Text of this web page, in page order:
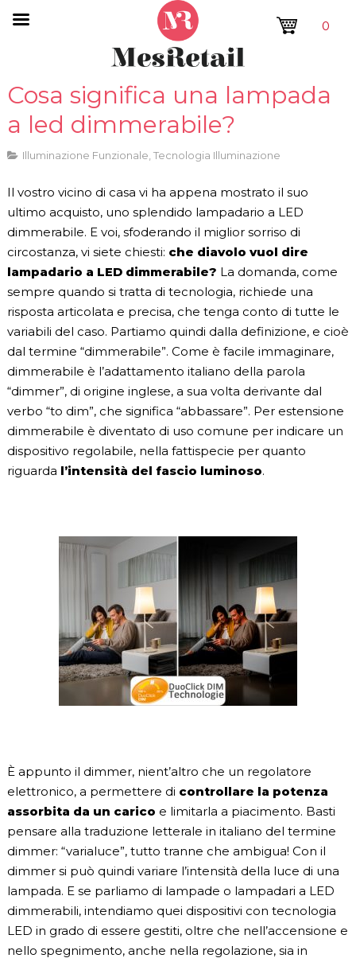
0
Cosa significa una lampada
a led dimmerabile?
Illuminazione Funzionale Tecnologia Illuminazione
Il vostro vicino di casa vi ha appena mostrato il suo
ultimo acquisto, uno splendido lampadario a LED
dimmerabile. E voi, sfoderando il miglior sorriso di
circostanza, vi siete chiesti: che diavolo vuol dire
lampadario a LED dimmerabile? La domanda, come
sempre quando si tratta di tecnologia, richiede una
risposta articolata e precisa, che tenga conto di tutte le
variabili del caso. Partiamo quindi dalla definizione, e cioè
dal termine “dimmerabile”. Come è facile immaginare,
dimmerabile è l’adattamento italiano della parola
“dimmer”, di origine inglese, a sua volta derivante dal
verbo “to dim”, che significa “abbassare”. Per estensione
dimmerabile è diventato di uso comune per indicare un
dispositivo regolabile, nella fattispecie per quanto
riguarda l’intensità del fascio luminoso.
È appunto il dimmer, nient’altro che un regolatore
elettronico, a permettere di controllare la potenza
assorbita da un carico e limitarla a piacimento. Basti
pensare alla traduzione letterale in italiano del termine
dimmer: “varialuce”, tutto tranne che ambigua! Con il
dimmer si può quindi variare l’intensità della luce di una
lampada. E se parliamo di lampade o lampadari a LED
dimmerabili, intendiamo quei dispositivi con tecnologia
LED in grado di essere gestiti, oltre che nell’accensione e
nello spegnimento, anche nella regolazione, sia in